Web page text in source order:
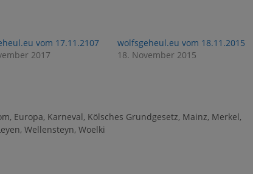
vom 17.11.2107
2017
wolfsgeheul.eu vom 18.11.2015
18. November 2015
, Europa, Karneval, Kölsches Grundgesetz, Mainz, Merkel,
, Wellensteyn, Woelki